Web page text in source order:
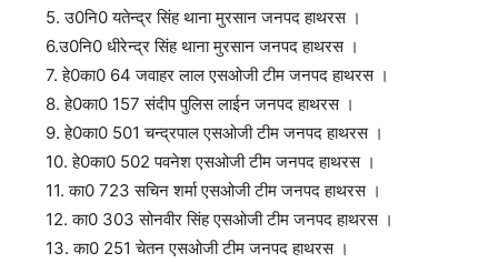
5. उ0नि0 यतेन्द्र सिंह थाना मुरसान जनपद हाथरस ।
6.उ0नि0 धीरेन्द्र सिंह थाना मुरसान जनपद हाथरस ।
7. हे0का0 64 जवाहर लाल एसओजी टीम जनपद हाथरस ।
8. हे0का0 157 संदीप पुलिस लाईन जनपद हाथरस ।
9. हे0का0 501 चन्द्रपाल एसओजी टीम जनपद हाथरस ।
10. हे0का0 502 पवनेश एसओजी टीम जनपद हाथरस ।
11. का0 723 सचिन शर्मा एसओजी टीम जनपद हाथरस ।
12. का0 303 सोनवीर सिंह एसओजी टीम जनपद हाथरस ।
13. का0 251 चेतन एसओजी टीम जनपद हाथरस ।